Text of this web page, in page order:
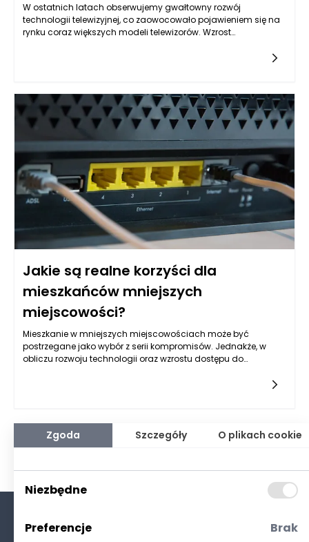
W ostatnich latach obserwujemy gwałtowny rozwój
technologii telewizyjnej, co zaowocowało pojawieniem się na
rynku coraz większych modeli telewizorów. Wzrost
punktem salonów, prowadzi do poszukiwania odpowiednich
różnych stylach i kolorach, zyskują na popularności wśród
osób aranżujących swoje wnętrza. Warto zatem zastanowić
się, czy rzeczywiście sprawdzają się one w kontekście dużych
telewizorów oraz jakie mają zalety i wady w tym kontekście.
Jakie są realne korzyści dla
mieszkańców mniejszych
miejscowości?
Mieszkanie w mniejszych miejscowościach może być
postrzegane jako wybór z serii kompromisów. Jednakże, w
obliczu rozwoju technologii oraz wzrostu dostępu do
lokalnego rozwoju. Internet światłowodowy Rzeszów jest
doskonałym przykładem na to, jak nowoczesne technologie
mogą poprawić komfort życia mieszkańców.
Zgoda Szczegóły O plikach cookie
Niezbędne
Preferencje Brak